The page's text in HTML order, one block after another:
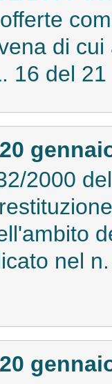
di
16 del
2000
nel